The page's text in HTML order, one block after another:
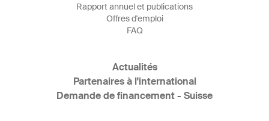
Rapport annuel et publications
Offres d'emploi
FAQ
Actualités
Partenaires à l'international
Demande de financement - Suisse